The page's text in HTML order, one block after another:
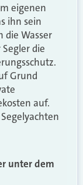
eigenen
ihn sein
die Wasser
die
Grund
auf.
unter dem